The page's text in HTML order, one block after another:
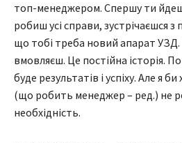
топ-менеджером. Спершу ти йдеш
робиш усі справи, зустрічаєшся
що тобі треба новий апарат УЗД.
вмовляєш. Це постійна історія.
буде результатів і успіху. Але я
(що робить менеджер – ред.) не
необхідність.